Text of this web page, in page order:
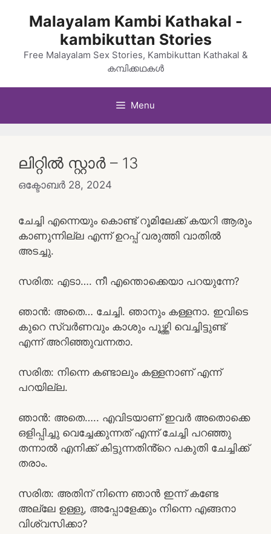
Malayalam Kambi Kathakal -
kambikuttan Stories
Free Malayalam Sex Stories, Kambikuttan Kathakal &
കമ്പിക്കഥകൾ
Menu
ലിറ്റിൽ സ്റ്റാർ – 13
ഒക്ടോബർ 28, 2024
ചേച്ചി എന്നെയും കൊണ്ട് റൂമിലേക്ക് കയറി ആരും
കാണുന്നില്ല എന്ന് ഉറപ്പ് വരുത്തി വാതിൽ
അടച്ചു.
സരിത: എടാ…. നീ എന്തൊക്കെയാ പറയുന്നേ?
ഞാൻ: അതെ… ചേച്ചി. ഞാനും കള്ളനാ. ഇവിടെ
കുറെ സ്വർണവും കാശും പൂഴ്ത്തി വെച്ചിട്ടുണ്ട്
എന്ന് അറിഞ്ഞുവന്നതാ.
സരിത: നിന്നെ കണ്ടാലും കള്ളനാണ് എന്ന്
പറയില്ല.
ഞാൻ: അതെ….. എവിടയാണ് ഇവർ അതൊക്കെ
ഒളിപ്പിച്ചു വെച്ചേക്കുന്നത് എന്ന് ചേച്ചി പറഞ്ഞു
തന്നാൽ എനിക്ക് കിട്ടുന്നതിൻ്റെ പകുതി ചേച്ചിക്ക്
തരാം.
സരിത: അതിന് നിന്നെ ഞാൻ ഇന്ന് കണ്ടേ
അല്ലേ ഉള്ളു, അപ്പോളേക്കും നിന്നെ എങ്ങനാ
വിശ്വസിക്കാ?